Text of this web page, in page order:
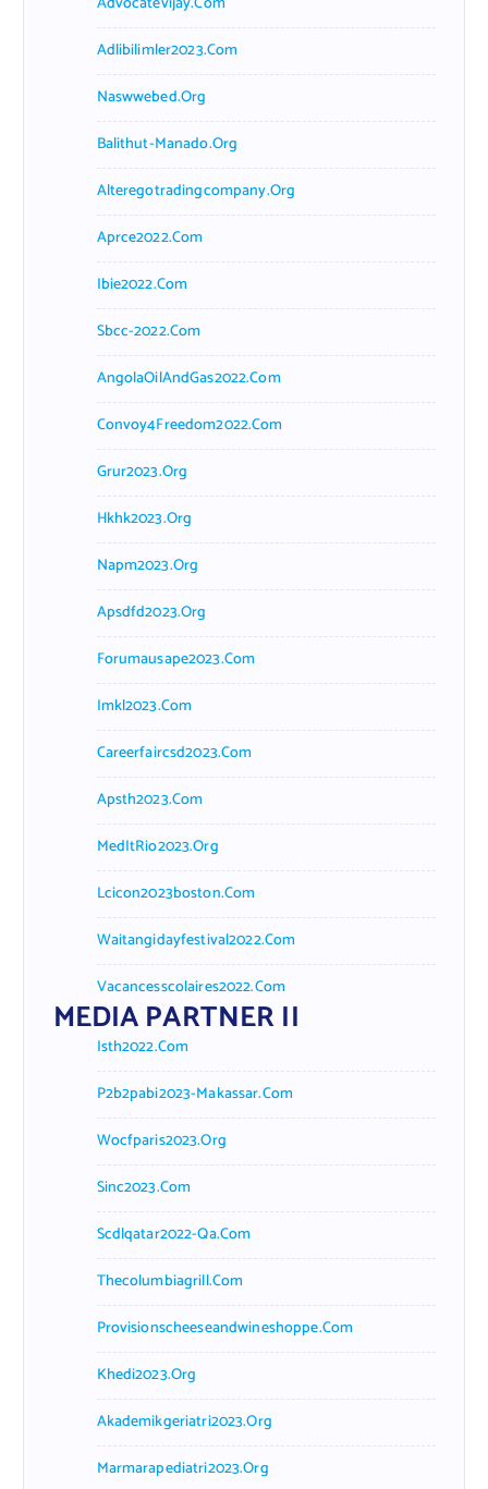
Adlibilimler2023.com
Naswwebed.org
Balithut-Manado.org
Alteregotradingcompany.org
Aprce2022.com
Ibie2022.com
Sbcc-2022.com
AngolaOilAndGas2022.com
Convoy4Freedom2022.com
Grur2023.org
Hkhk2023.org
Napm2023.org
Apsdfd2023.org
Forumausape2023.com
Imkl2023.com
Careerfaircsd2023.com
Apsth2023.com
MedItRio2023.org
Lcicon2023boston.com
Waitangidayfestival2022.com
Vacancesscolaires2022.com
MEDIA PARTNER II
Isth2022.com
P2b2pabi2023-Makassar.com
Wocfparis2023.org
Sinc2023.com
Scdlqatar2022-Qa.com
Thecolumbiagrill.com
Provisionscheeseandwineshoppe.com
Khedi2023.org
Akademikgeriatri2023.org
Marmarapediatri2023.org